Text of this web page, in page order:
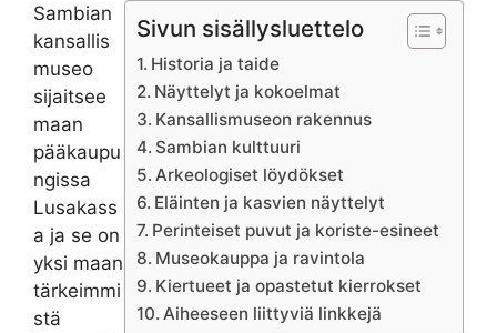
Sivun sisällysluettelo
Historia ja taide
Näyttelyt ja kokoelmat
Kansallismuseon rakennus
Sambian kulttuuri
Arkeologiset löydökset
Eläinten ja kasvien näyttelyt
Perinteiset puvut ja koriste-esineet
Museokauppa ja ravintola
Kiertueet ja opastetut kierrokset
Aiheeseen liittyviä linkkejä
Sambian
kansallis
museo
sijaitsee
maan
pääkaupu
ngissa
Lusakass
a ja se on
yksi maan
tärkeimmi
stä